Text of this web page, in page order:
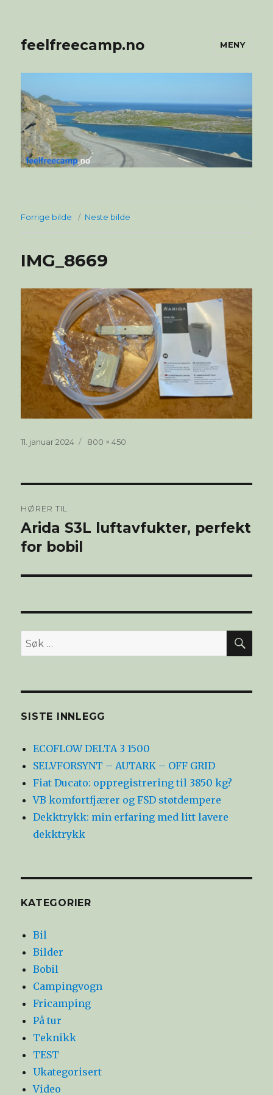
feelfreecamp.no MENY
Forrige bilde Neste bilde
IMG_8669
Publisert
11. januar 2024
Full
800 × 450
HØRER TIL
Arida S3L luftavfukter, perfekt
for bobil
Søk
etter:
SISTE INNLEGG
ECOFLOW DELTA 3 1500
SELVFORSYNT – AUTARK – OFF GRID
Fiat Ducato: oppregistrering til 3850 kg?
VB komfortfjærer og FSD støtdempere
Dekktrykk: min erfaring med litt lavere
dekktrykk
KATEGORIER
Bil
Bilder
Bobil
Campingvogn
Fricamping
På tur
Teknikk
TEST
Ukategorisert
Video